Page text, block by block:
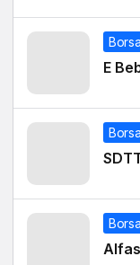
Borsa
E
Borsa
Borsa